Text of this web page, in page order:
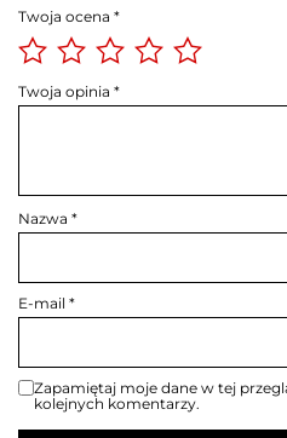
Twoja ocena *
Twoja opinia *
Nazwa *
E-mail *
Zapamiętaj moje dane w tej
kolejnych komentarzy.